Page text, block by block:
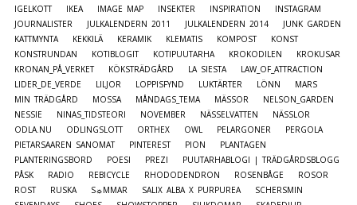
IGELKOTT
IKEA IMAGE MAP INSEKTER INSPIRATION
INSTAGRAM
JOURNALISTER
JULKALENDERN 2011 JULKALENDERN 2014
JUNK GARDEN
KATTMYNTA
KEKKILÄ KERAMIK KLEMATIS KOMPOST
KONST
KONSTRUNDAN
KOTIBLOGIT KOTIPUUTARHA KROKODILEN
KROKUSAR
KRONAN_PÅ_VERKET
KÖKSTRÄDGÅRD LA SIESTA
LAW_OF_ATTRACTION
LIDER_DE_VERDE
LILJOR LOPPISFYND LUKTÄRTER LÖNN
MARS
MIN TRÄDGÅRD
MOSSA MÅNDAGS_TEMA MÄSSOR
NELSON_GARDEN
NESSIE
NINAS_TIDSTEORI NOVEMBER NÄSSELVATTEN
NÄSSLOR
ODLA.NU
ODLINGSLOTT ORTHEX OWL PELARGONER
PERGOLA
PIETARSAAREN SANOMAT
PINTEREST PION
PLANTAGEN
PLANTERINGSBORD
POESI PREZI
PUUTARHABLOGI | TRÄDGÅRDSBLOGG
PÅSK
RADIO REBICYCLE RHODODENDRON ROSENBÅGE
ROSOR
ROST
RUSKA S☼MMAR SALIX ALBA X PURPUREA
SCHERSMIN